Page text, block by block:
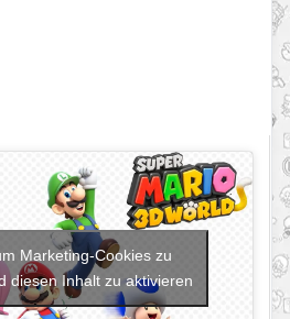
Marketing-Cookies zu
diesen Inhalt zu aktivieren